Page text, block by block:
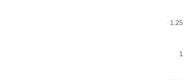
1
1.25